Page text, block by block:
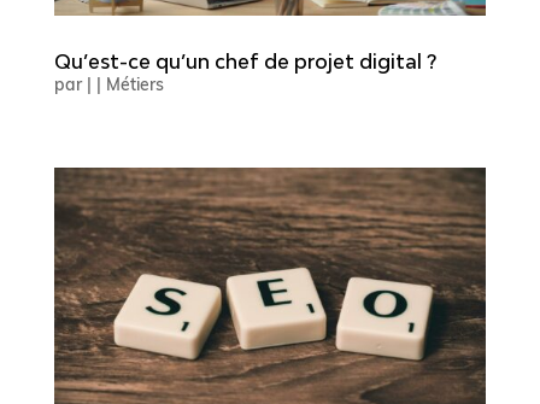
Qu’est-ce qu’un chef de projet digital ?
par Métiers